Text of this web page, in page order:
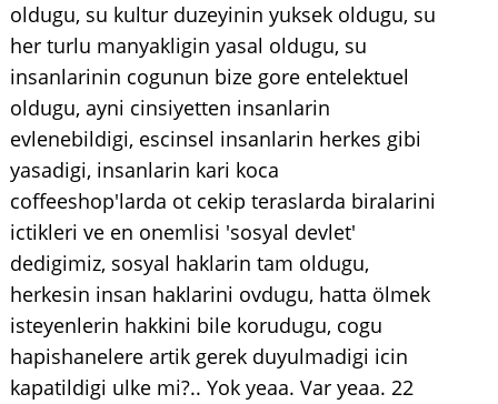
oldugu, su kultur duzeyinin yuksek oldugu, su
her turlu manyakligin yasal oldugu, su
insanlarinin cogunun bize gore entelektuel
oldugu, ayni cinsiyetten insanlarin
evlenebildigi, escinsel insanlarin herkes gibi
yasadigi, insanlarin kari koca
coffeeshop'larda ot cekip teraslarda biralarini
ictikleri ve en onemlisi 'sosyal devlet'
dedigimiz, sosyal haklarin tam oldugu,
herkesin insan haklarini ovdugu, hatta ölmek
isteyenlerin hakkini bile korudugu, cogu
hapishanelere artik gerek duyulmadigi icin
kapatildigi ulke mi?.. Yok yeaa. Var yeaa. 22